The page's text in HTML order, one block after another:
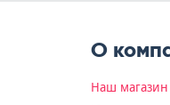
О
Наш магазин